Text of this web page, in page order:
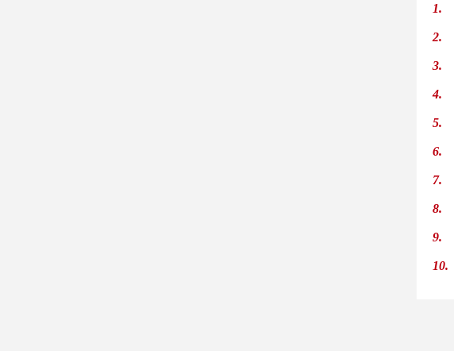
1.
2.
3.
4.
5.
6.
7.
8.
9.
10.